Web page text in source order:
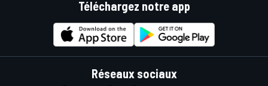
Téléchargez notre app
Réseaux sociaux